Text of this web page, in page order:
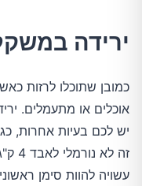
ירידה
כמובן שתוכלו לרזות
אוכלים או מתעמלים.
יש לכם בעיות אחרות,
זה
עשויה להוות סימן